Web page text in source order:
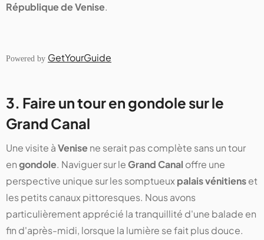
République de Venise.
Powered by GetYourGuide
3. Faire un tour en gondole sur le
Grand Canal
Une visite àVenisene serait pas complète sans un tour
engondole. Naviguer sur le Grand Canal offre une
perspective unique sur les somptueuxpalais vénitienset
les petits canaux pittoresques. Nous avons
particulièrement apprécié la tranquillité d'une balade en
fin d'après-midi, lorsque la lumière se fait plus douce.